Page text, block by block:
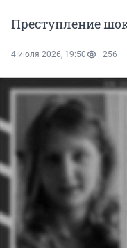
Преступление
4 июля 2026, 19:50 256